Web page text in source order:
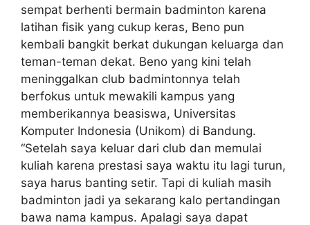
sempat berhenti bermain badminton karena
latihan fisik yang cukup keras, Beno pun
kembali bangkit berkat dukungan keluarga dan
teman-teman dekat. Beno yang kini telah
meninggalkan club badmintonnya telah
berfokus untuk mewakili kampus yang
memberikannya beasiswa, Universitas
Komputer Indonesia (Unikom) di Bandung.
“Setelah saya keluar dari club dan memulai
kuliah karena prestasi saya waktu itu lagi turun,
saya harus banting setir. Tapi di kuliah masih
badminton jadi ya sekarang kalo pertandingan
bawa nama kampus. Apalagi saya dapat